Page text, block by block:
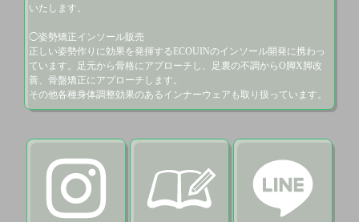
いたします。
◯姿勢矯正インソール販売
正しい姿勢作りに効果を発揮するECOUINのインソール開発に携わっ
ています。足元から骨格にアプローチし、足裏の不調からO脚X脚改
善、骨盤矯正にアプローチします。
その他各種身体調整効果のあるインナーウェアも取り扱っています。